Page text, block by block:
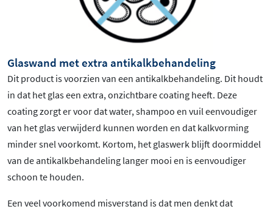
Glaswand met extra antikalkbehandeling
Dit product is voorzien van een antikalkbehandeling. Dit houdt
in dat het glas een extra, onzichtbare coating heeft. Deze
coating zorgt er voor dat water, shampoo en vuil eenvoudiger
van het glas verwijderd kunnen worden en dat kalkvorming
minder snel voorkomt. Kortom, het glaswerk blijft doormiddel
van de antikalkbehandeling langer mooi en is eenvoudiger
schoon te houden.
Een veel voorkomend misverstand is dat men denkt dat